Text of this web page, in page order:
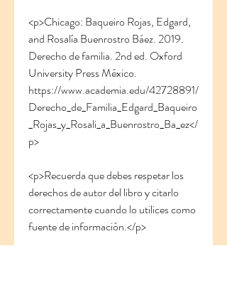
<p>Chicago: Baqueiro Rojas, Edgard,
and Rosalía Buenrostro Báez. 2019.
Derecho de familia. 2nd ed. Oxford
University Press México.
https://www.academia.edu/42728891/
Derecho_de_Familia_Edgard_Baqueiro
_Rojas_y_Rosali_a_Buenrostro_Ba_ez</
p>
<p>Recuerda que debes respetar los
derechos de autor del libro y citarlo
correctamente cuando lo utilices como
fuente de información.</p>